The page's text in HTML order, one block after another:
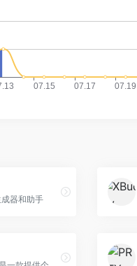
器和助手